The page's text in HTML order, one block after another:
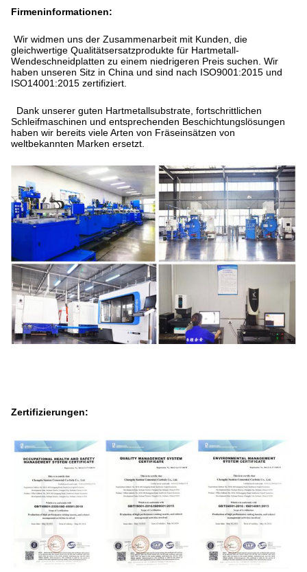
Firmeninformationen:
Wir widmen uns der Zusammenarbeit mit Kunden, die
gleichwertige Qualitätsersatzprodukte für Hartmetall-
Wendeschneidplatten zu einem niedrigeren Preis suchen. Wir
haben unseren Sitz in China und sind nach ISO9001:2015 und
ISO14001:2015 zertifiziert.
Dank unserer guten Hartmetallsubstrate, fortschrittlichen
Schleifmaschinen und entsprechenden Beschichtungslösungen
haben wir bereits viele Arten von Fräseinsätzen von
weltbekannten Marken ersetzt.
Zertifizierungen: